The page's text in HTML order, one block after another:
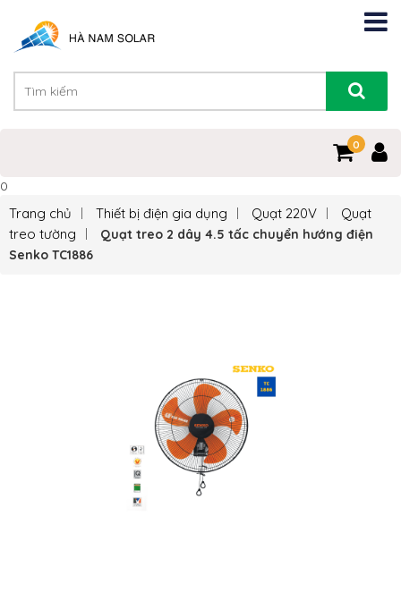
0
0
Trang chủ Thiết bị điện gia dụng Quạt 220V
Quạt
treo tường
Quạt treo 2 dây 4.5 tấc chuyển hướng điện
Senko TC1886